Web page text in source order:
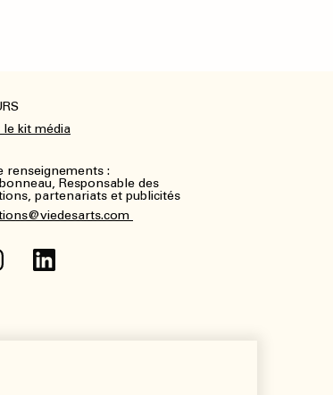
le kit média
renseignements :
Responsable des
partenariats et publicités